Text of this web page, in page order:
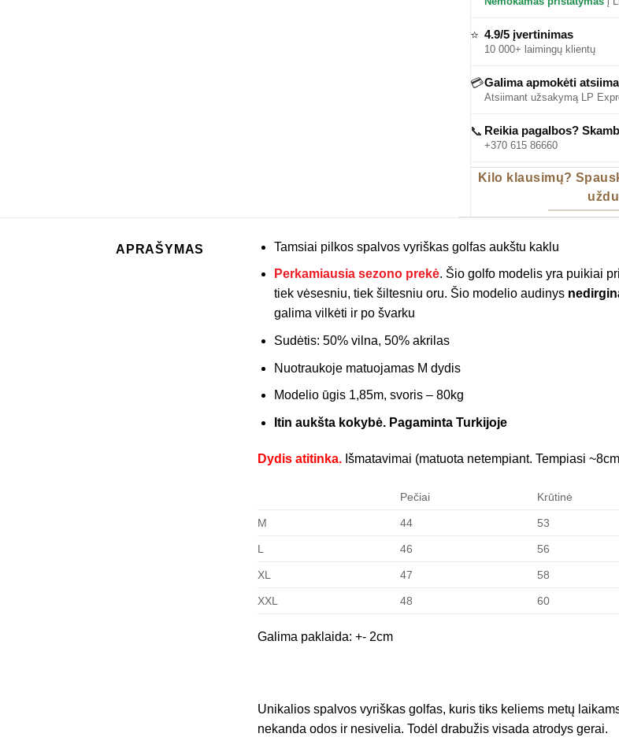
⭐ 4.9/5 įvertinimas
10 000+ laimingų klientų
💳Galima apmokėti
Atsiimant užsakymą LP
📞 Reikia pagalbos?
+370 615 86660
Kilo klausimų?
APRAŠYMAS Tamsiai pilkos spalvos vyriškas golfas aukštu kaklu
Perkamiausia sezono prekė. Šio golfo modelis yra puikiai
tiek vėsesniu, tiek šiltesniu oru. Šio modelio audinys
galima vilkėti ir po švarku
Sudėtis: 50% vilna, 50% akrilas
Nuotraukoje matuojamas M dydis
Modelio ūgis 1,85m, svoris – 80kg
Itin aukšta kokybė. Pagaminta Turkijoje
Dydis atitinka. Išmatavimai (matuota netempiant. Tempiasi
Pečiai Krūtinė
M 44 53
L 46 56
XL 47 58
XXL 48 60
Galima paklaida: +- 2cm
Unikalios spalvos vyriškas golfas, kuris tiks keliems metų
nekanda odos ir nesivelia. Todėl drabužis visada atrodys gerai.